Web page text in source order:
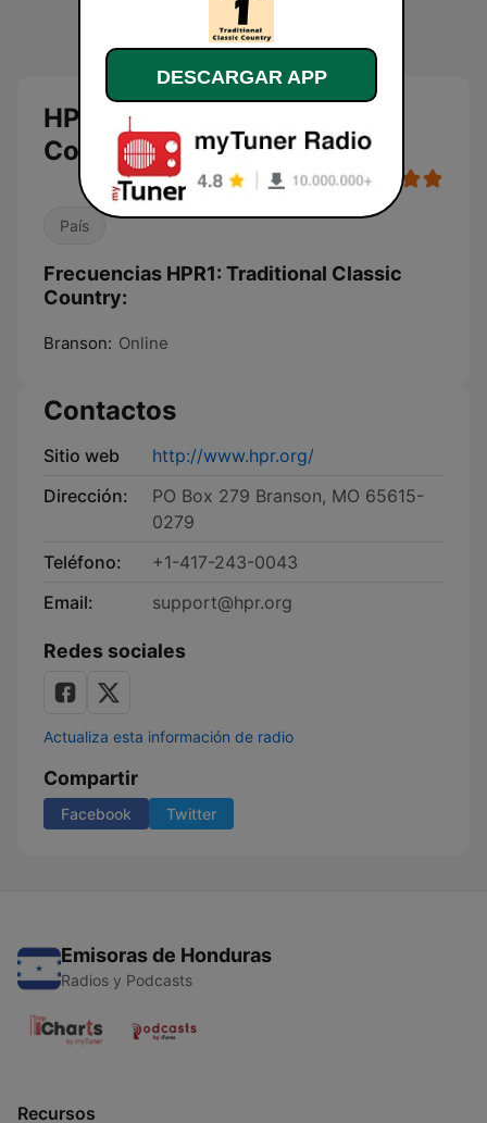
HPR1: Traditional Classic
Country
País
Frecuencias HPR1: Traditional Classic
Country:
Branson: Online
Contactos
Sitio web
http://www.hpr.org/
Dirección:
PO Box 279 Branson, MO 65615-
0279
Teléfono:
+1-417-243-0043
Email:
support@hpr.org
Redes sociales
Actualiza esta información de radio
Compartir
Facebook Twitter
Emisoras de Honduras
Radios y Podcasts
Recursos
DESCARGAR APP